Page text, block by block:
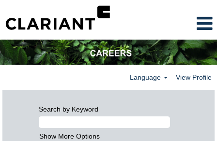
Language View Profile
Search by Keyword
Show More Options